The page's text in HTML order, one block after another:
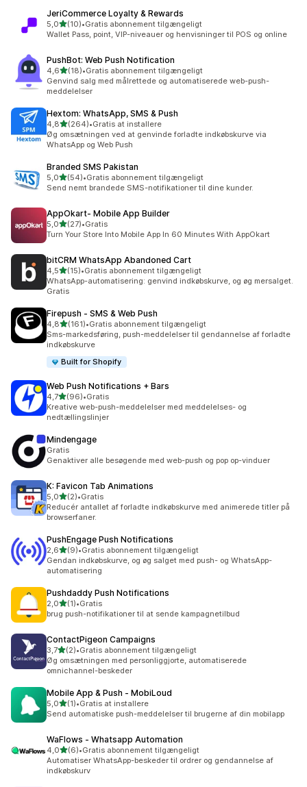
JeriCommerce Loyalty & Rewards
5,0ud af 5 stjerner
(10)
10 anmeldelser i alt
•Gratis abonnement tilgængeligt
Wallet Pass, point, VIP-niveauer og henvisninger til POS og online
PushBot: Web Push Notification
4,6ud af 5 stjerner
(18)
18 anmeldelser i alt
•Gratis abonnement tilgængeligt
Genvind salg med målrettede og automatiserede web-push-
meddelelser
Hextom: WhatsApp, SMS & Push
4,8ud af 5 stjerner
(264)
264 anmeldelser i alt
•Gratis at installere
Øg omsætningen ved at genvinde forladte indkøbskurve via
WhatsApp og Web Push
Branded SMS Pakistan
5,0ud af 5 stjerner
(54)
54 anmeldelser i alt
•Gratis abonnement tilgængeligt
Send nemt brandede SMS-notifikationer til dine kunder.
AppOkart‑ Mobile App Builder
5,0ud af 5 stjerner
(27)
27 anmeldelser i alt
•Gratis
Turn Your Store Into Mobile App In 60 Minutes With AppOkart
bitCRM WhatsApp Abandoned Cart
4,5ud af 5 stjerner
(15)
15 anmeldelser i alt
•Gratis abonnement tilgængeligt
WhatsApp-automatisering: genvind indkøbskurve, og øg mersalget.
Gratis
Firepush ‑ SMS & Web Push
4,8ud af 5 stjerner
(161)
161 anmeldelser i alt
•Gratis abonnement tilgængeligt
Sms-markedsføring, push-meddelelser til gendannelse af forladte
indkøbskurve
Built for Shopify
Web Push Notifications + Bars
4,7ud af 5 stjerner
(96)
96 anmeldelser i alt
•Gratis
Kreative web-push-meddelelser med meddelelses- og
nedtællingslinjer
Mindengage
Gratis
Genaktiver alle besøgende med web-push og pop op-vinduer
K: Favicon Tab Animations
5,0ud af 5 stjerner
(2)
2 anmeldelser i alt
•Gratis
Reducér antallet af forladte indkøbskurve med animerede titler på
browserfaner.
PushEngage Push Notifications
2,6ud af 5 stjerner
(9)
9 anmeldelser i alt
•Gratis abonnement tilgængeligt
Gendan indkøbskurve, og øg salget med push- og WhatsApp-
automatisering
Pushdaddy Push Notifications
2,0ud af 5 stjerner
(1)
1 anmeldelser i alt
•Gratis
brug push-notifikationer til at sende kampagnetilbud
ContactPigeon Campaigns
3,7ud af 5 stjerner
(2)
2 anmeldelser i alt
•Gratis abonnement tilgængeligt
Øg omsætningen med personliggjorte, automatiserede
omnichannel-beskeder
Mobile App & Push ‑ MobiLoud
5,0ud af 5 stjerner
(1)
1 anmeldelser i alt
•Gratis at installere
Send automatiske push-meddelelser til brugerne af din mobilapp
WaFlows ‑ Whatsapp Automation
4,0ud af 5 stjerner
(6)
6 anmeldelser i alt
•Gratis abonnement tilgængeligt
Automatiser WhatsApp-beskeder til ordrer og gendannelse af
indkøbskurv